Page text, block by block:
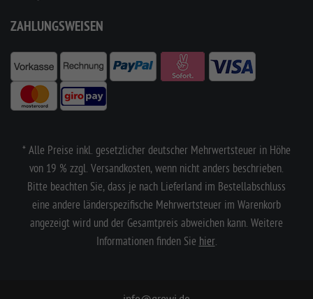
ZAHLUNGSWEISEN
* Alle Preise inkl. gesetzlicher deutscher Mehrwertsteuer in Höhe
von 19 % zzgl. Versandkosten, wenn nicht anders beschrieben.
Bitte beachten Sie, dass je nach Lieferland im Bestellabschluss
eine andere länderspezifische Mehrwertsteuer im Warenkorb
angezeigt wird und der Gesamtpreis abweichen kann. Weitere
Informationen finden Sie hier.